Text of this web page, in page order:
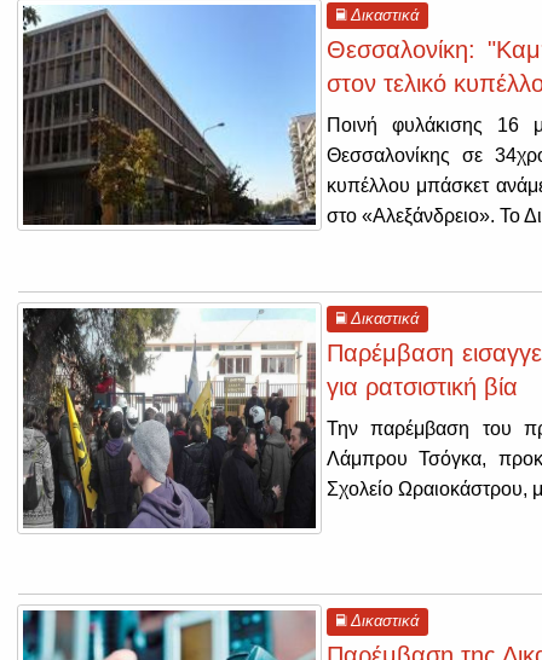
Δικαστικά
Θεσσαλονίκη:
στον τελικό
Ποινή φυλάκισης 16
Θεσσαλονίκης σε
κυπέλλου μπάσκετ
στο «Αλεξάνδρειο». Το
Δικαστικά
Παρέμβαση
για ρατσιστική βία
Την παρέμβαση του
Λάμπρου Τσόγκα,
Σχολείο
Δικαστικά